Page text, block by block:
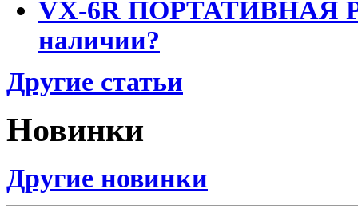
VX-6R ПОРТАТИВНАЯ
наличии?
Другие статьи
Новинки
Другие новинки